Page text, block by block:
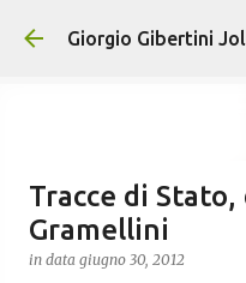
Passa ai
Giorgio Gibertini
Tracce di Stato,
Gramellini
in data giugno 30, 2012